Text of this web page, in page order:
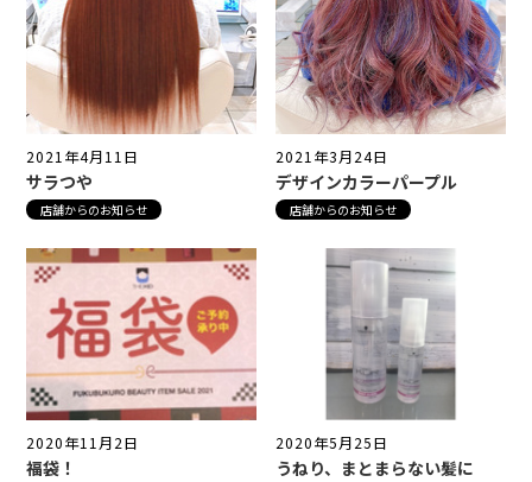
2021年4月11日
サラつや
店舗からのお知らせ
2021年3月24日
デザインカラーパープル
店舗からのお知らせ
2020年11月2日
福袋！
2020年5月25日
うねり、まとまらない髪に